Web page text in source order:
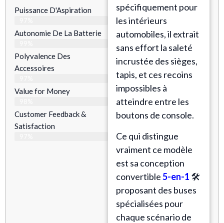
Puissance D'Aspiration
Autonomie De La Batterie
Polyvalence Des
Accessoires
Value for Money
Customer Feedback &
Satisfaction​
spécifiquement pour
les intérieurs
automobiles, il extrait
sans effort la saleté
incrustée des sièges,
tapis, et ces recoins
impossibles à
atteindre entre les
boutons de console.
Ce qui distingue
vraiment ce modèle
est sa conception
convertible5-en-1 🛠️
proposant des buses
spécialisées pour
chaque scénario de